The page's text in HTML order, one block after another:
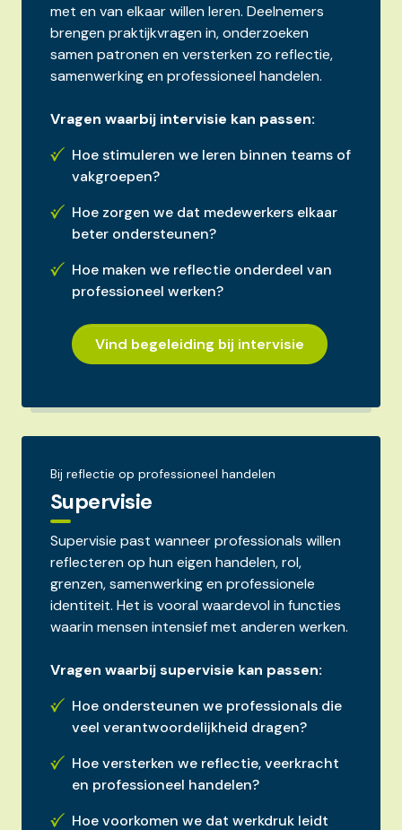
met en van elkaar willen leren. Deelnemers
brengen praktijkvragen in, onderzoeken
samen patronen en versterken zo reflectie,
samenwerking en professioneel handelen.
Vragen waarbij intervisie kan passen:
Hoe stimuleren we leren binnen teams of
vakgroepen?
Hoe zorgen we dat medewerkers elkaar
beter ondersteunen?
Hoe maken we reflectie onderdeel van
professioneel werken?
Vind begeleiding bij intervisie
Bij reflectie op professioneel handelen
Supervisie
Supervisie past wanneer professionals willen
reflecteren op hun eigen handelen, rol,
grenzen, samenwerking en professionele
identiteit. Het is vooral waardevol in functies
waarin mensen intensief met anderen werken.
Vragen waarbij supervisie kan passen:
Hoe ondersteunen we professionals die
veel verantwoordelijkheid dragen?
Hoe versterken we reflectie, veerkracht
en professioneel handelen?
Hoe voorkomen we dat werkdruk leidt